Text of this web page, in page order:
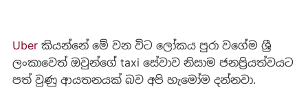
Uberකියන්නේ මේ වන විට ලෝකය පුරා වගේම ශ්‍රී
ලංකාවෙත් ඔවුන්ගේ taxi සේවාව නිසාම ජනප්‍රියත්වයට
පත් වුණු ආයතනයක් බව අපි හැමෝම දන්නවා.